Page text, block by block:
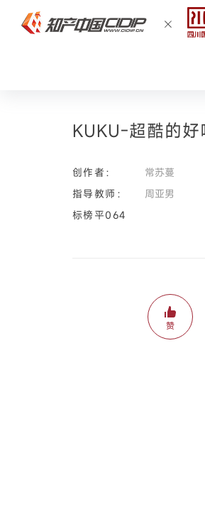
KUKU-超酷的
创作者：
常苏蔓
指导教师：
周亚男
标榜平064
赞